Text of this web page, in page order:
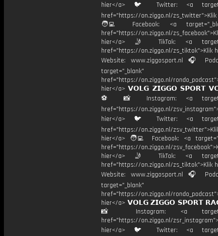
hier</a> 🐦 Twitter: <a
href="https://on.ziggo.nl/
🧑‍💻 Facebook: <a
href="https://on.ziggo.nl/
hier</a> 🤳 TikTok: <a
href="https://on.ziggo.nl/zs_tiktok">Klik
Website: www.ziggosport.nl 🎧
target="_blank"
href="https://on.ziggo.nl/
hier</a> 𝗩𝗢𝗟𝗚 𝗭𝗜𝗚𝗚𝗢 𝗦𝗣𝗢𝗥𝗧
⚽️ 📸 Instagram: <a
href="https://on.ziggo.nl/
hier</a> 🐦 Twitter: <a
href="https://on.ziggo.nl/
hier</a> 🧑‍💻 Facebook: <a
href="https://on.ziggo.nl/
hier</a> 🤳 TikTok: <a
href="https://on.ziggo.nl/zs_tiktok">Klik
Website: www.ziggosport.nl 🎧
target="_blank"
href="https://on.ziggo.nl/
hier</a> 𝗩𝗢𝗟𝗚 𝗭𝗜𝗚𝗚𝗢 𝗦𝗣𝗢𝗥𝗧
📸 Instagram: <a
href="https://on.ziggo.nl/
hier</a> 🐦 Twitter: <a